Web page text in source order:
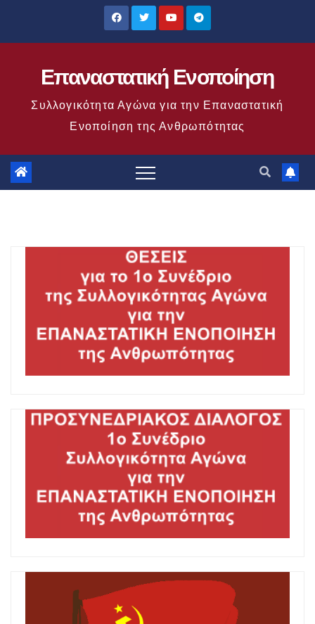
Επαναστατική Ενοποίηση
Συλλογικότητα Αγώνα για την Επαναστατική
Ενοποίηση της Ανθρωπότητας